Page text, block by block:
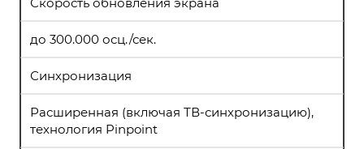
до 300.000 осц./сек.
Синхронизация
Расширенная (включая ТВ-синхронизацию),
технология Pinpoint